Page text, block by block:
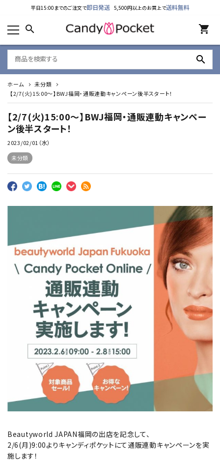
平日15:00までのご注文で即日発送5,500円以上のお買上で送料無料
search shopping_cart
search
ホーム
未分類
【2/7(火)15:00～】BWJ福岡・通販連動キャンペーン後半スタート！
【2/7(火)15:00～】BWJ福岡・通販連動キャンペー
ン後半スタート！
2023/02/01（水）
未分類
Beautyworld JAPAN福岡の出店を記念して、
2/6(月)9:00よりキャンディポケットにて通販連動キャンペーンを実
施します！
カテゴリーから探す
ランキング
新着商品
ご利用ガイド
特定商取引法表示について
個人情報取り扱いについて
お問い合わせ
公式LINE